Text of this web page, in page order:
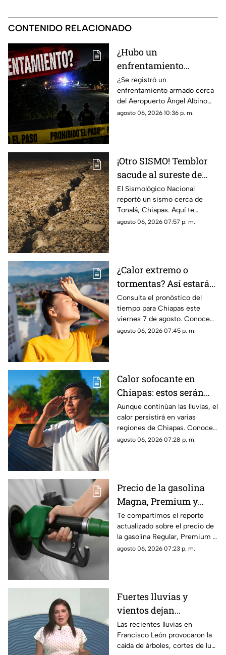
CONTENIDO RELACIONADO
¿Hubo un
enfrentamiento
armado en el
aeropuerto Ángel
Albino Corzo? Esto
dijeron las autoridades
¿Se registró un
enfrentamiento armado cerca
del Aeropuerto Ángel Albino
Corzo? Autoridades
agosto 06, 2026 10:36 p. m.
¡Otro SISMO! Temblor
sacude al sureste de
México HOY: epicentro
y magnitud
El Sismológico Nacional
reportó un sismo cerca de
Tonalá, Chiapas. Aquí te
contamos todos los detalles
agosto 06, 2026 07:57 p. m.
¿Calor extremo o
tormentas? Así estará
el clima este viernes 7
de agosto en Chiapas
Consulta el pronóstico del
tiempo para Chiapas este
viernes 7 de agosto. Conoce
las regiones con probabilidad
agosto 06, 2026 07:45 p. m.
Calor sofocante en
Chiapas: estos serán
los municipios con las
temperaturas más altas
este viernes 7 de agosto
Aunque continúan las lluvias, el
calor persistirá en varias
regiones de Chiapas. Conoce
cuáles serán los municipios
agosto 06, 2026 07:28 p. m.
Precio de la gasolina
Magna, Premium y
Diésel en Chiapas:
costo por municipio
este viernes 7 de agosto
Te compartimos el reporte
actualizado sobre el precio de
la gasolina Regular, Premium y
Diésel en las estaciones de
agosto 06, 2026 07:23 p. m.
Fuertes lluvias y
vientos dejan
viviendas dañadas en
Francisco León,
Chiapas
Las recientes lluvias en
Francisco León provocaron la
caída de árboles, cortes de luz